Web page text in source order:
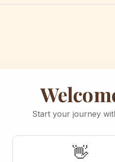
Start your journey
👋